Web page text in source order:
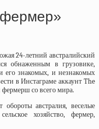
24-летний австралийский
обнаженным в грузовике,
его знакомых, и незнакомых
в Инстаграме аккаунт The
со всего мира.